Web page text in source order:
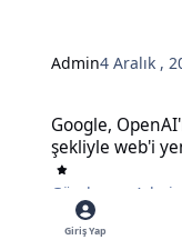
Admin4 Aralık ,
Google,
şekliyle web'i
Gönderen: Admin
0 cevap
Giriş Yap